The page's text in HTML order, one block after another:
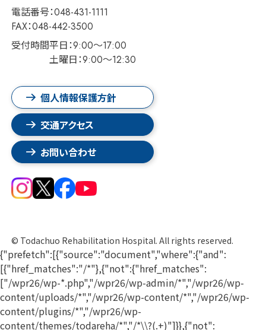
電話番号：048-431-1111
FAX：048-442-3500
受付時間平日：9:00～17:00
土曜日：9:00～12:30
個人情報保護方針
交通アクセス
お問い合わせ
© Todachuo Rehabilitation Hospital. All rights reserved.